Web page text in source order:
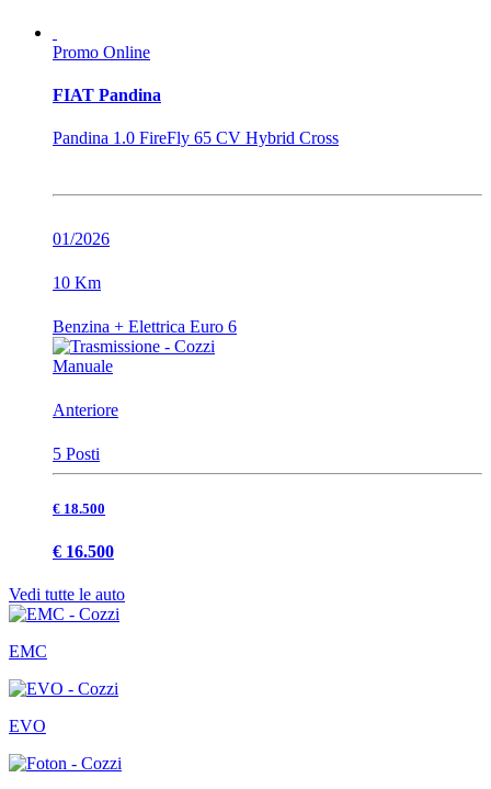
Promo Online
FIAT Pandina
Pandina 1.0 FireFly 65 CV Hybrid Cross
01/2026
10 Km
Benzina + Elettrica Euro 6
Manuale
Anteriore
5 Posti
€ 18.500
€ 16.500
Vedi tutte le auto
EMC
EVO